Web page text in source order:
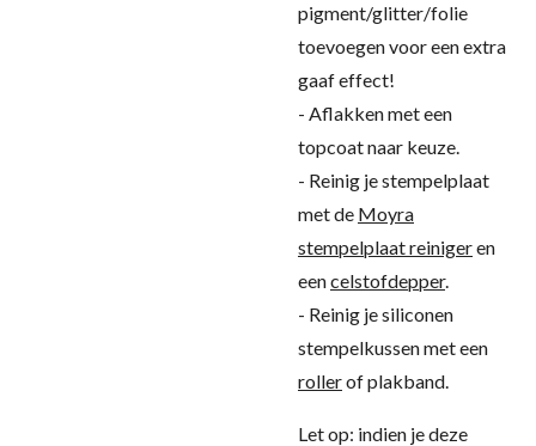
pigment/glitter/folie
toevoegen voor een extra
gaaf effect!
- Aflakken met een
topcoat naar keuze.
- Reinig je stempelplaat
met de Moyra
stempelplaat reinigeren
eencelstofdepper.
- Reinig je siliconen
stempelkussen met een
rollerof plakband.
Let op: indien je deze